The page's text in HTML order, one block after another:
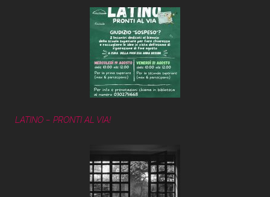
LATINO – PRONTI AL VIA!